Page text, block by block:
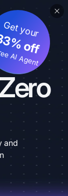
Get your
off
AI Agent
and